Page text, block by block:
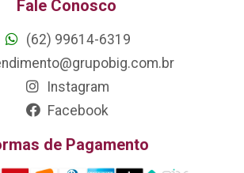
Fale Conosco
(62) 99614-6319
Instagram
Facebook
de Pagamento